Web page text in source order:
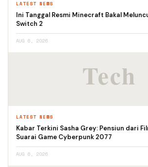
LATEST NEWS
Ini Tanggal Resmi Minecraft Bakal
Switch 2
AUG 6, 2026
LATEST NEWS
Kabar Terkini Sasha Grey: Pensiun dari
Suarai Game Cyberpunk 2077
AUG 6, 2026